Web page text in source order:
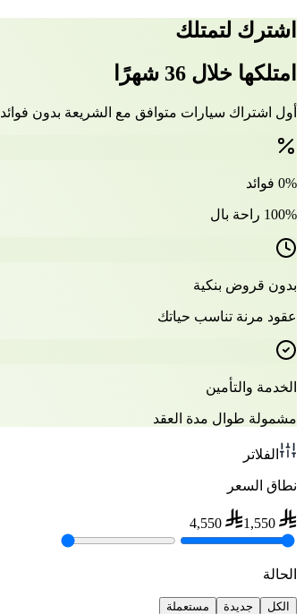
اشترك لتمتلك
امتلكها خلال 36 شهرًا
أول اشتراك سيارات متوافق مع الشريعة بدون فوائد 0%. اشترك الآن وتملّك سيارتك بعد 36 شهرًا
0% فوائد
100% راحة بال
بدون قروض بنكية
عقود مرنة تناسب حياتك
الخدمة والتأمين
مشمولة طوال مدة العقد
الفلاتر
نطاق السعر
1,550
4,550
الحالة
الكل جديدة مستعملة